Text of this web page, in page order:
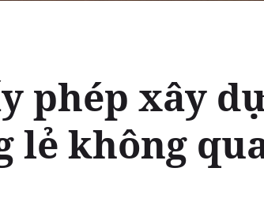
phép xây
lẻ không